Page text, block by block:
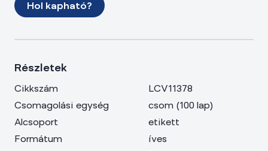
Hol kapható?
Részletek
Cikkszám
LCV11378
Csomagolási egység
csom (100 lap)
Alcsoport
etikett
Formátum
íves